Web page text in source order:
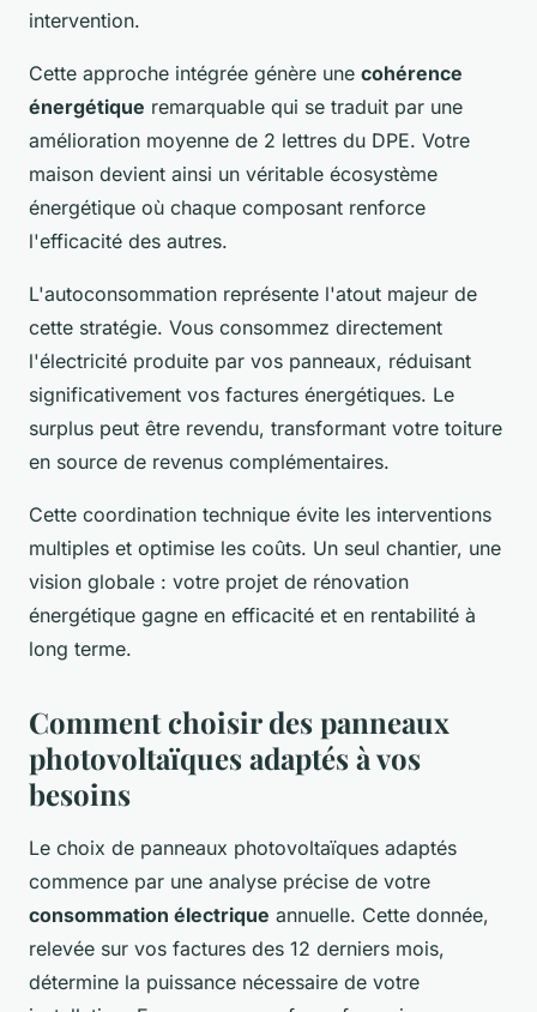
intervention.
Cette approche intégrée génère une cohérence
énergétique remarquable qui se traduit par une
amélioration moyenne de 2 lettres du DPE. Votre
maison devient ainsi un véritable écosystème
énergétique où chaque composant renforce
l'efficacité des autres.
L'autoconsommation représente l'atout majeur de
cette stratégie. Vous consommez directement
l'électricité produite par vos panneaux, réduisant
significativement vos factures énergétiques. Le
surplus peut être revendu, transformant votre toiture
en source de revenus complémentaires.
Cette coordination technique évite les interventions
multiples et optimise les coûts. Un seul chantier, une
vision globale : votre projet de rénovation
énergétique gagne en efficacité et en rentabilité à
long terme.
Comment choisir des panneaux
photovoltaïques adaptés à vos
besoins
Le choix de panneaux photovoltaïques adaptés
commence par une analyse précise de votre
consommation électrique annuelle. Cette donnée,
relevée sur vos factures des 12 derniers mois,
détermine la puissance nécessaire de votre